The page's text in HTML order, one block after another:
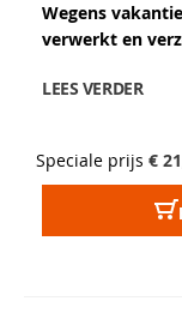
Wegens
verwerkt en
LEES VERDER
Speciale prijs €